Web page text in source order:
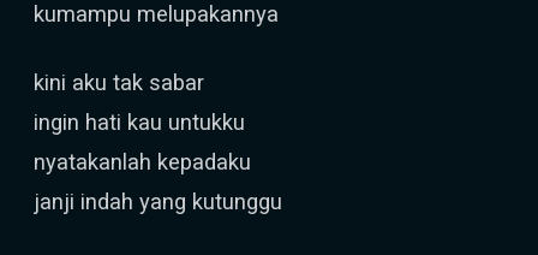
kumampu melupakannya
kini aku tak sabar
ingin hati kau untukku
nyatakanlah kepadaku
janji indah yang kutunggu